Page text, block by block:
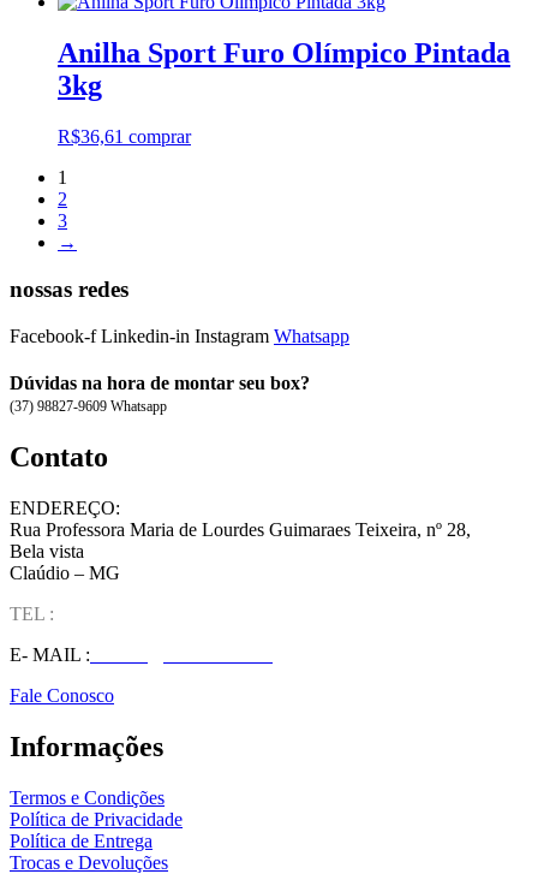
Anilha Sport Furo Olímpico Pintada
3kg
R$36,61 comprar
1
2
3
→
nossas redes
Facebook-f Linkedin-in Instagram Whatsapp
Dúvidas na hora de montar seu box?
(37) 98827-9609 Whatsapp
Contato
ENDEREÇO:
Rua Professora Maria de Lourdes Guimaraes Teixeira, nº 28,
Bela vista
Claúdio – MG
TEL :
E- MAIL :
Fale Conosco
Informações
Termos e Condições
Política de Privacidade
Política de Entrega
Trocas e Devoluções